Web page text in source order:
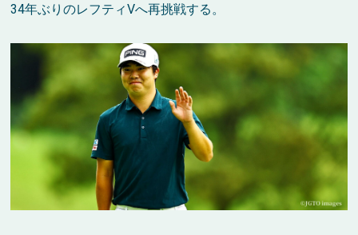
34年ぶりのレフティVへ再挑戦する。